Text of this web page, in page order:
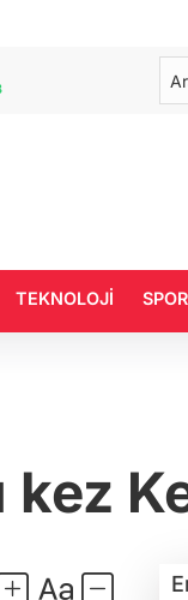
CHF
TEKNOLOJİ SPOR
kez